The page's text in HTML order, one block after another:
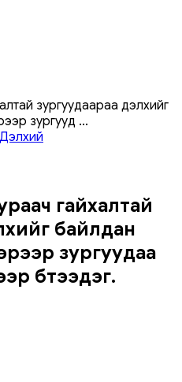
зургуудаараа дэлхийг
зургууд ...
Дэлхий
гайхалтай
байлдан
зургуудаа
бүтээдэг.